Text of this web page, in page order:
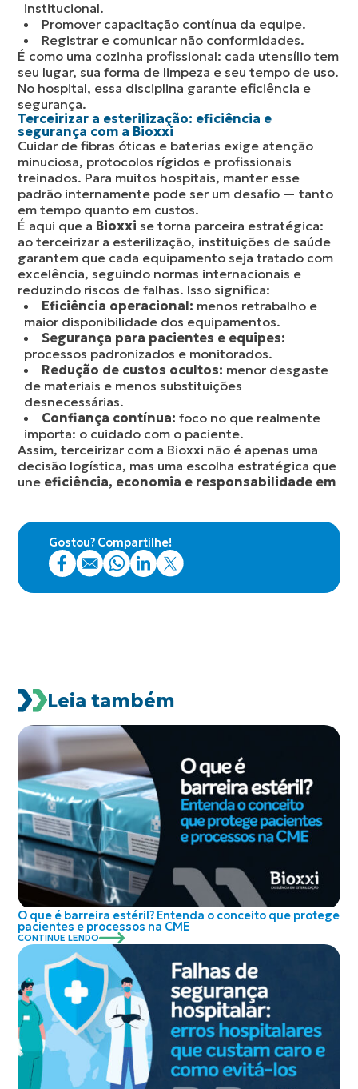
institucional.
Promover capacitação contínua da equipe.
Registrar e comunicar não conformidades.
É como uma cozinha profissional: cada utensílio tem
seu lugar, sua forma de limpeza e seu tempo de uso.
No hospital, essa disciplina garante eficiência e
segurança.
Terceirizar a esterilização: eficiência e
segurança com a Bioxxi
Cuidar de fibras óticas e baterias exige atenção
minuciosa, protocolos rígidos e profissionais
treinados. Para muitos hospitais, manter esse
padrão internamente pode ser um desafio — tanto
em tempo quanto em custos.
É aqui que a Bioxxi se torna parceira estratégica:
ao terceirizar a esterilização, instituições de saúde
garantem que cada equipamento seja tratado com
excelência, seguindo normas internacionais e
reduzindo riscos de falhas. Isso significa:
Eficiência operacional: menos retrabalho e
maior disponibilidade dos equipamentos.
Segurança para pacientes e equipes:
processos padronizados e monitorados.
Redução de custos ocultos: menor desgaste
de materiais e menos substituições
desnecessárias.
Confiança contínua: foco no que realmente
importa: o cuidado com o paciente.
Assim, terceirizar com a Bioxxi não é apenas uma
decisão logística, mas uma escolha estratégica que
une eficiência, economia e responsabilidade em
Gostou? Compartilhe!
Leia também
O que é barreira estéril? Entenda o conceito que protege
pacientes e processos na CME
CONTINUE LENDO